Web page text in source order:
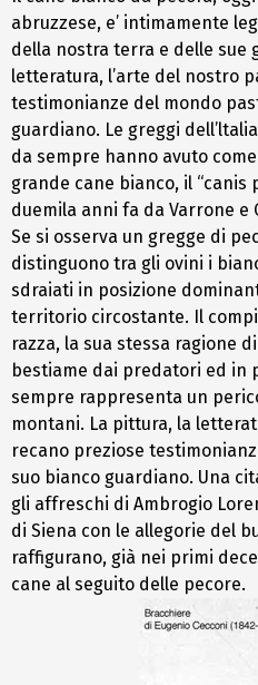
abruzzese, e’ intimamente
della nostra terra e delle sue
letteratura, l’arte del nostro
testimonianze del mondo
guardiano. Le greggi
da sempre hanno avuto
grande cane bianco, il “canis
duemila anni fa da Varrone e
Se si osserva un gregge di
distinguono tra gli ovini i
sdraiati in posizione
territorio circostante. Il
razza, la sua stessa ragione
bestiame dai predatori ed in
sempre rappresenta un
montani. La pittura, la
recano preziose
suo bianco guardiano. Una
gli affreschi di Ambrogio
di Siena con le allegorie del
raffigurano, già nei primi
cane al seguito delle pecore.